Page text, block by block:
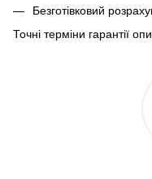
Безготівковий
Точні терміни гарантії